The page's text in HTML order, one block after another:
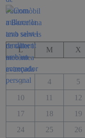
L M X
3
4 5
10
11 12
17
18 19
24
25 26